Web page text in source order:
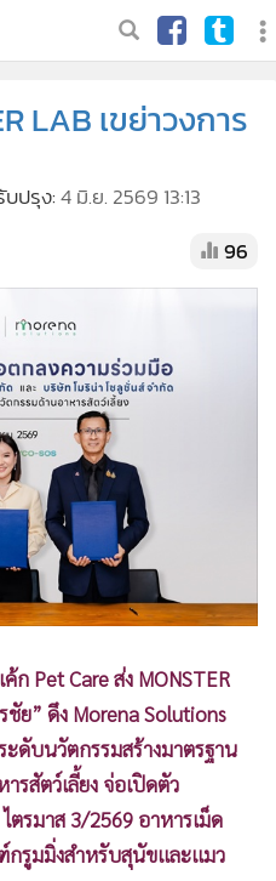
LAB เขย่าวงการ
บปรุง:4 มิ.ย. 2569 13:13
96
Pet Care ส่ง MONSTER
ย” ดึง Morena Solutions
ดับนวัตกรรมสร้างมาตรฐาน
รสัตว์เลี้ยง จ่อเปิดตัว
รมาส 3/2569 อาหารเม็ด
รูมมิ่งสำหรับสุนัขและแมว